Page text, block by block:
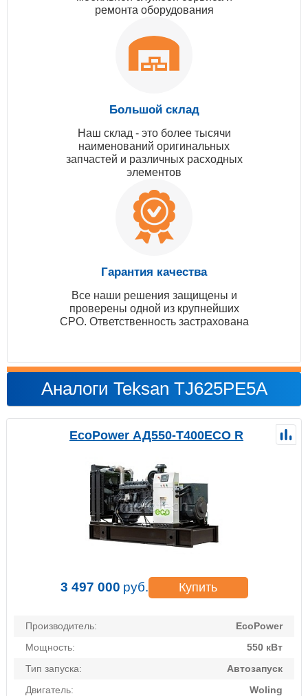
ремонта оборудования
Большой склад
Наш склад - это более тысячи
наименований оригинальных
запчастей и различных расходных
элементов
Гарантия качества
Все наши решения защищены и
проверены одной из крупнейших
СРО. Ответственность застрахована
Аналоги Teksan TJ625PE5A
EcoPower АД550-T400ECO R
3 497 000 руб. Купить
Производитель:
EcoPower
Мощность:
550 кВт
Тип запуска:
Автозапуск
Двигатель:
Woling